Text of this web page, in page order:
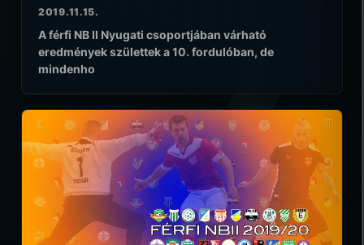
2019.11.15.
A férfi NB II Nyugati csoportjában várható
eredmények születtek a 10. fordulóban, de
mindenho